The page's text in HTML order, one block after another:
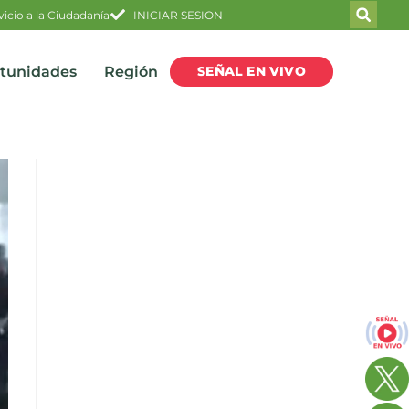
a la Ciudadanía INICIAR SESION
Región SEÑAL EN VIVO